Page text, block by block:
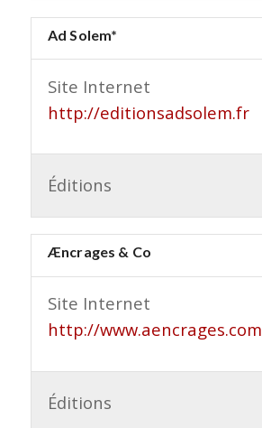
Ad Solem*
Site Internet
http://editionsadsolem.fr
Éditions
Æncrages & Co
Site Internet
http://www.aencrages.com
Éditions